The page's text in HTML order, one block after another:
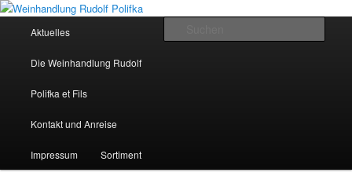
Weinhandlung Rudolf Polifka
Zum Inhalt wechseln
Aktuelles
Die Weinhandlung Rudolf
Polifka et Fils
Kontakt und Anreise
Impressum Sortiment